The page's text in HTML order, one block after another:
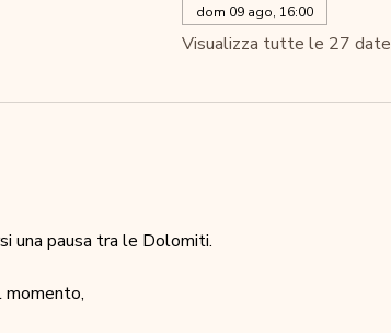
dom 09 ago, 16:00
Visualizza tutte le 27 date
una pausa tra le Dolomiti.
momento,